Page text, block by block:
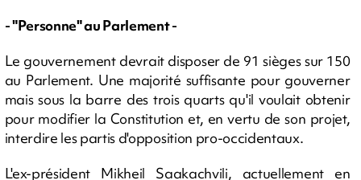
- "Personne" au Parlement -
Le gouvernement devrait disposer de 91 sièges sur 150
au Parlement. Une majorité suffisante pour gouverner
mais sous la barre des trois quarts qu'il voulait obtenir
pour modifier la Constitution et, en vertu de son projet,
interdire les partis d'opposition pro-occidentaux.
L'ex-président Mikheil Saakachvili, actuellement en